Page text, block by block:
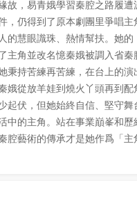
故，易青娥學習秦腔之路履遭
，仍得到了原本劇團里爭唱主
的慧眼識珠、熱情幫扶。她的
主角並改名憶秦娥被調入省秦
秉持苦練再苦練，在台上的演
娥從放羊娃到燒火丫頭再到配
起伏，但她始終自信、堅守舞
中的主角。站在事業巔峯和歷
腔藝術的傳承才是她作爲「主